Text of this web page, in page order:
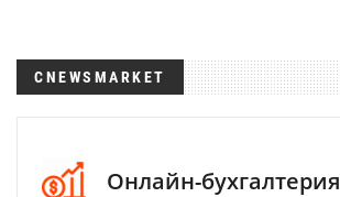
CNEWSMARKET
Онлайн-бухгалтерия